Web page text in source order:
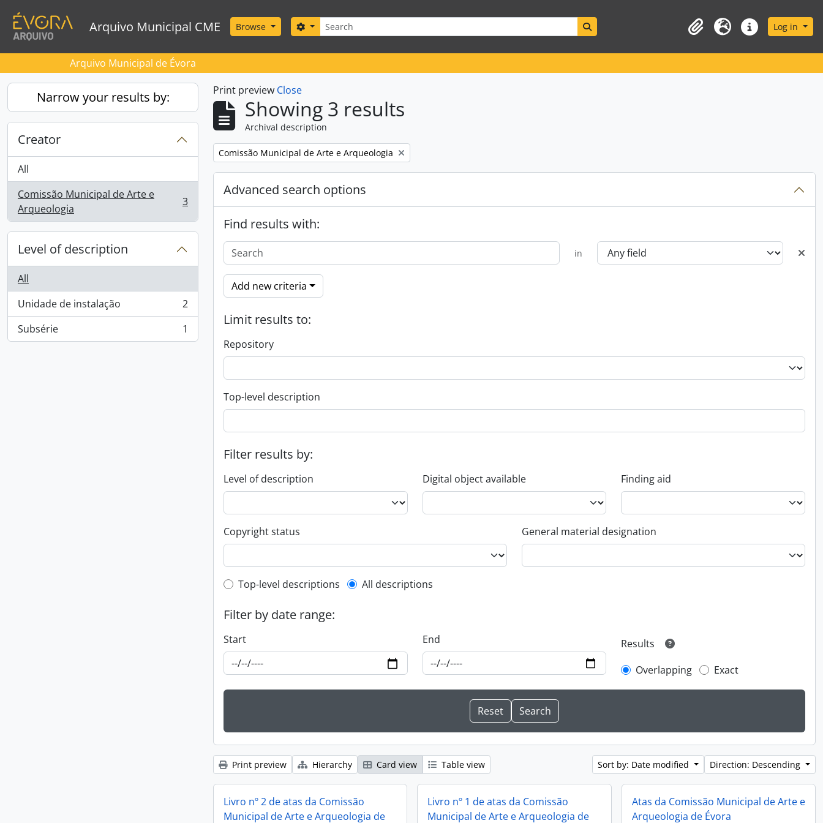
Arquivo Municipal CME Browse Search
Search options
ClipboardLanguageQuick linksLog in
Arquivo Municipal de Évora
Narrow your results by:
Creator
All
Comissão Municipal de Arte e
Arqueologia
, 3 results 3
Level of description
All
Unidade de instalação
, 2 results
2
Subsérie
, 1 results 1
Print preview Close
Showing 3 results
Archival description
Remove filter:
Comissão Municipal de Arte e Arqueologia
Advanced search options
Find results with:
in
Add new criteria
Limit results to:
Repository
Top-level description
Filter results by:
Level of description Digital object available Finding aid
Copyright status General material designation
Top-level description filter
Top-level descriptions All descriptions
Filter by date range:
Start End
Results
Overlapping
Exact
Print preview Hierarchy Card view Table view Sort by: Date modified Direction: Descending
Livro nº 2 de atas da Comissão
Municipal de Arte e Arqueologia de
Livro nº 1 de atas da Comissão
Municipal de Arte e Arqueologia de
Atas da Comissão Municipal de Arte e
Arqueologia de Évora